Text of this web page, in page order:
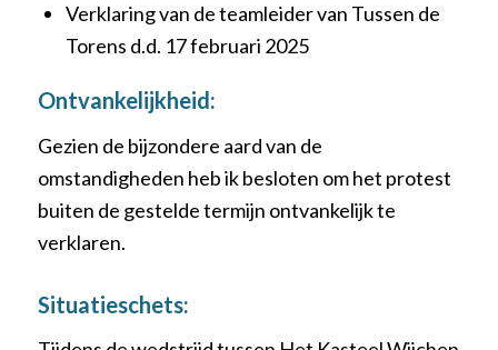
Verklaring van de teamleider van Tussen de
Torens d.d. 17 februari 2025
Ontvankelijkheid:
Gezien de bijzondere aard van de
omstandigheden heb ik besloten om het protest
buiten de gestelde termijn ontvankelijk te
verklaren.
Situatieschets: